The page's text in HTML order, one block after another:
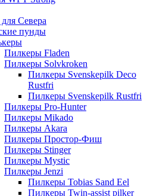
Севера
пунды
Пилкеры Fladen
Пилкеры Solvkroken
Пилкеры Svenskepilk Deco
Rustfri
Пилкеры Svenskepilk Rustfri
Пилкеры Pro-Hunter
Пилкеры Mikado
Пилкеры Akara
Пилкеры Простор-Фиш
Пилкеры Stinger
Пилкеры Mystic
Пилкеры Jenzi
Пилкеры Tobias Sand Eel
Пилкеры Twin-assist pilker